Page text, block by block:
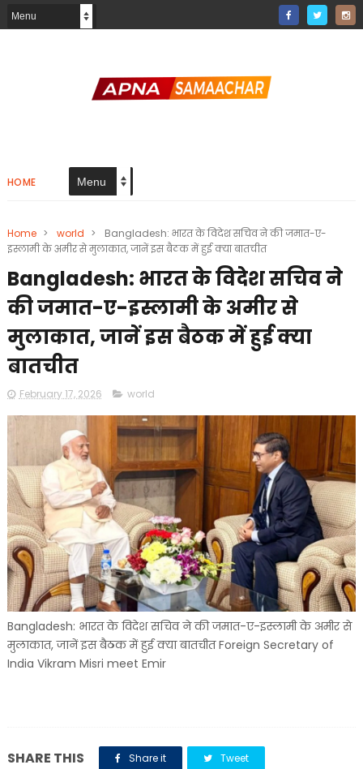
HOME
Home > world >
Bangladesh: भारत के विदेश सचिव ने की जमात-ए-
इस्लामी के अमीर से मुलाकात, जानें इस बैठक में हुई क्या बातचीत
Bangladesh: भारत के विदेश सचिव ने
की जमात-ए-इस्लामी के अमीर से
मुलाकात, जानें इस बैठक में हुई क्या
बातचीत
February 17, 2026 world
Bangladesh: भारत के विदेश सचिव ने की जमात-ए-इस्लामी के अमीर से
मुलाकात, जानें इस बैठक में हुई क्या बातचीत Foreign Secretary of
India Vikram Misri meet Emir
SHARE THIS Share it Tweet